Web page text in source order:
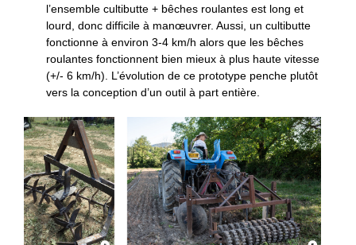
l’ensemble cultibutte + bêches roulantes est long et
lourd, donc difficile à manœuvrer. Aussi, un cultibutte
fonctionne à environ 3-4 km/h alors que les bêches
roulantes fonctionnent bien mieux à plus haute vitesse
(+/- 6 km/h). L’évolution de ce prototype penche plutôt
vers la conception d’un outil à part entière.